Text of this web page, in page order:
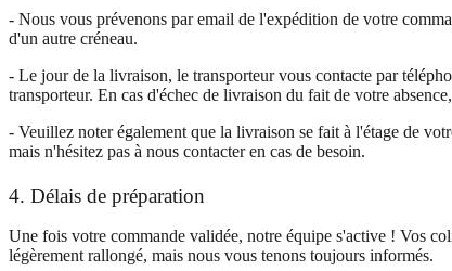
- Nous vous prévenons par email de l'expédition de votre
d'un autre créneau.
- Le jour de la livraison, le transporteur vous contacte par
transporteur. En cas d'échec de livraison du fait de votre
- Veuillez noter également que la livraison se fait à l'étage de
mais n'hésitez pas à nous contacter en cas de besoin.
4. Délais de préparation
Une fois votre commande validée, notre équipe s'active ! Vos
légèrement rallongé, mais nous vous tenons toujours informés.